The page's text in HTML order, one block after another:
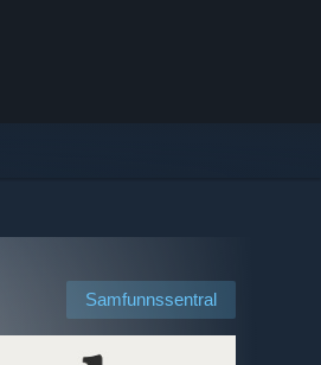
Samfunnssentral